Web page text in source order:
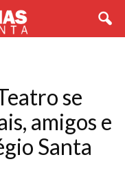
se
amigos e
Santa